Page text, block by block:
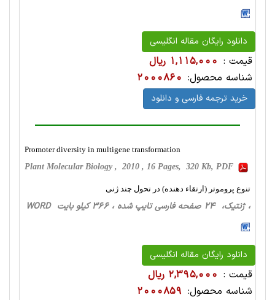
دانلود رایگان مقاله انگلیسی
قیمت : 1,115,000 ریال
شناسه محصول: 2000860
خرید ترجمه فارسی و دانلود
Promoter diversity in multigene transformation
Plant Molecular Biology , 2010 , 16 Pages, 320 Kb, PDF
تنوع پروموتر (ارتقاء دهنده) در تحول چند ژنی
، ژنتیک، 24 صفحه فارسی تایپ شده ، 366 کیلو بایت WORD
دانلود رایگان مقاله انگلیسی
قیمت : 2,395,000 ریال
شناسه محصول: 2000859